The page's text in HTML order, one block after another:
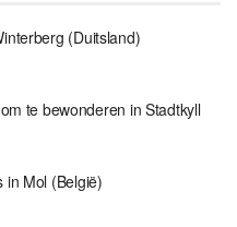
(Duitsland)
te bewonderen in Stadtkyll
in Mol (België)